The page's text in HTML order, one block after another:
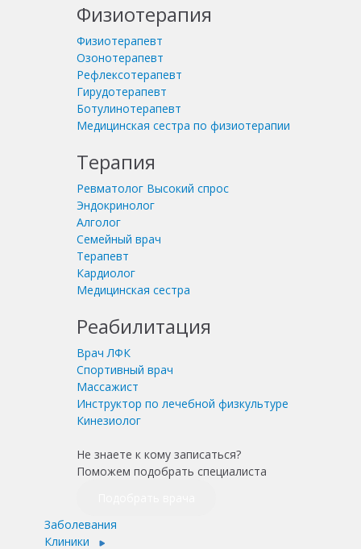
Физиотерапия
Физиотерапевт
Озонотерапевт
Рефлексотерапевт
Гирудотерапевт
Ботулинотерапевт
Медицинская сестра по физиотерапии
Терапия
Ревматолог Высокий спрос
Эндокринолог
Алголог
Семейный врач
Терапевт
Кардиолог
Медицинская сестра
Реабилитация
Врач ЛФК
Спортивный врач
Массажист
Инструктор по лечебной физкультуре
Кинезиолог
Не знаете к кому записаться?
Поможем подобрать специалиста
Заболевания
Клиники